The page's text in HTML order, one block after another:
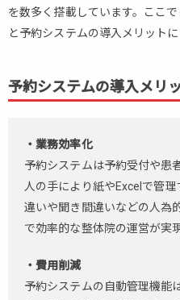
を数多く搭載しています。ここ
と予約システムの導入メリットに
予約システムの導入メリ
・業務効率化
予約システムは予約受付や患
人の手により紙やExcelで管
違いや聞き間違いなどの人為
で効率的な整体院の運営が実
・費用削減
予約システムの自動管理機能